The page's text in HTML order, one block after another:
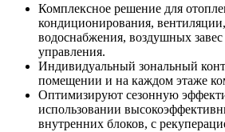
Комплексное решение для
кондиционирования,
водоснабжения, воздушных
управления.
Индивидуальный зональный
помещении и на каждом этаже
Оптимизируют сезонную
использовании
внутренних блоков, с